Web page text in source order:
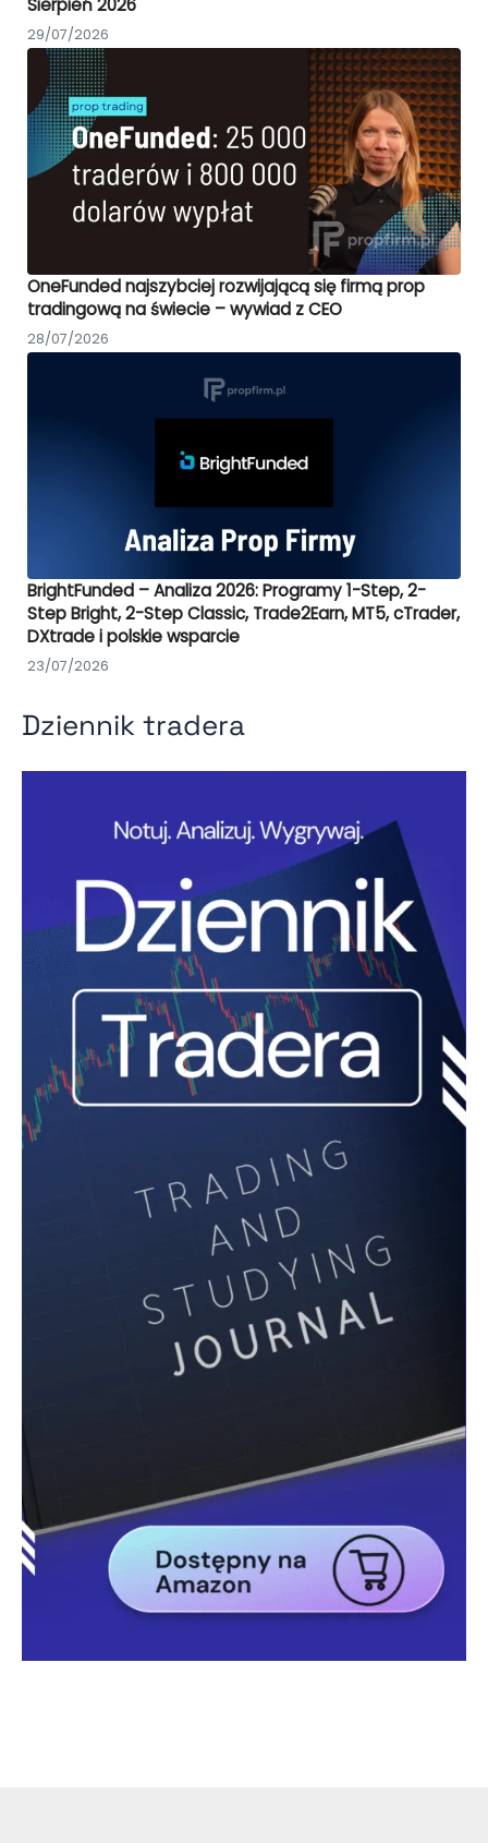
Sierpień 2026
29/07/2026
OneFunded najszybciej rozwijającą się firmą prop
tradingową na świecie – wywiad z CEO
28/07/2026
BrightFunded – Analiza 2026: Programy 1-Step, 2-
Step Bright, 2-Step Classic, Trade2Earn, MT5, cTrader,
DXtrade i polskie wsparcie
23/07/2026
Dziennik tradera